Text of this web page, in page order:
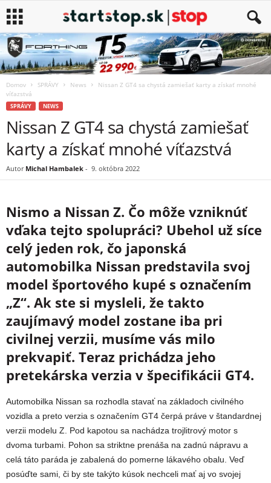
Domov SPRÁVY News
Nissan Z GT4 sa chystá zamiešať karty a získať mnohé
víťazstvá
SPRÁVY NEWS
Nissan Z GT4 sa chystá zamiešať
karty a získať mnohé víťazstvá
Autor Michal Hambalek - 9. októbra 2022
Nismo a Nissan Z. Čo môže vzniknúť
vďaka tejto spolupráci? Ubehol už síce
celý jeden rok, čo japonská
automobilka Nissan predstavila svoj
model športového kupé s označením
„Z“. Ak ste si mysleli, že takto
zaujímavý model zostane iba pri
civilnej verzii, musíme vás milo
prekvapiť. Teraz prichádza jeho
pretekárska verzia v špecifikácii GT4.
Automobilka Nissan sa rozhodla stavať na základoch civilného
vozidla a preto verzia s označením GT4 čerpá práve v štandardnej
verzii modelu Z. Pod kapotou sa nachádza trojlitrový motor s
dvoma turbami. Pohon sa striktne prenáša na zadnú nápravu a
celá táto paráda je zabalená do pomerne lákavého obalu. Veď
posúďte sami, či by ste takýto kúsok nechceli mať aj vo svojej